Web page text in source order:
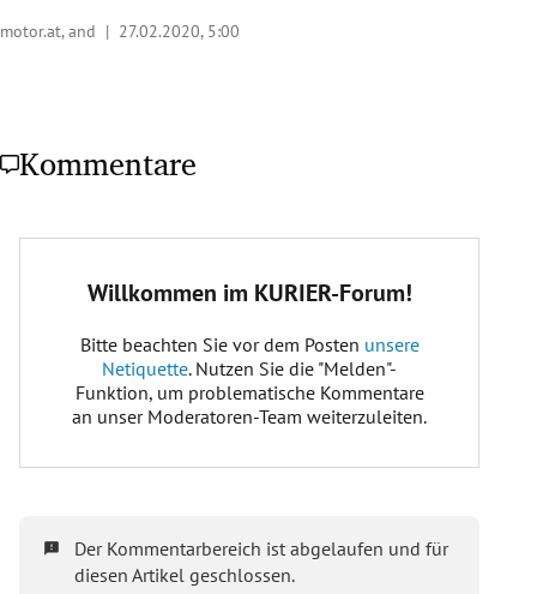
motor.at, and | 27.02.2020, 5:00
Kommentare